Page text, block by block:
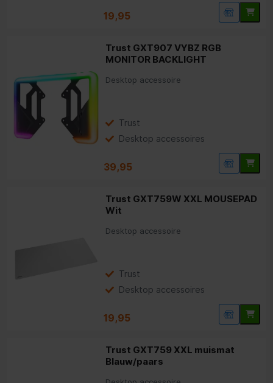
19,95
Trust GXT907 VYBZ RGB
MONITOR BACKLIGHT
Desktop accessoire
Trust
Desktop accessoires
39,95
Trust GXT759W XXL MOUSEPAD
Wit
Desktop accessoire
Trust
Desktop accessoires
19,95
Trust GXT759 XXL muismat
Blauw/paars